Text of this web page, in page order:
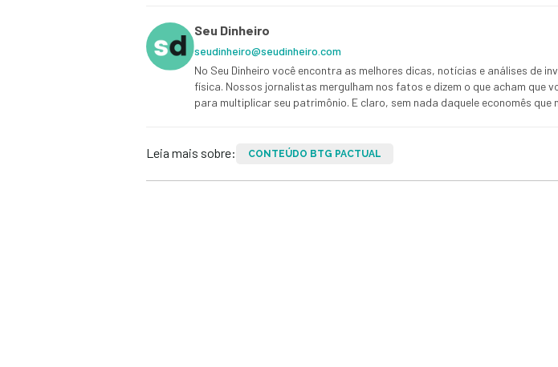
Seu Dinheiro
seudinheiro@seudinheiro.com
No Seu Dinheiro você encontra as melhores dicas, notícias e análises de
física. Nossos jornalistas mergulham nos fatos e dizem o que acham que
para multiplicar seu patrimônio. E claro, sem nada daquele economês que
Leia mais sobre: CONTEÚDO BTG PACTUAL